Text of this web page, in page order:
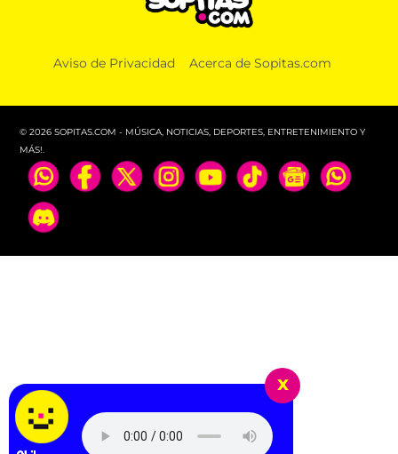
Aviso de Privacidad Acerca de Sopitas.com
© 2026 SOPITAS.COM - MÚSICA, NOTICIAS, DEPORTES, ENTRETENIMIENTO Y
MÁS!.
x